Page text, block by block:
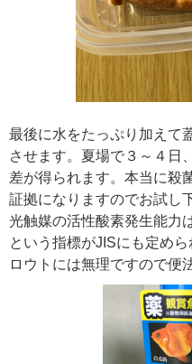
最後に水をたっぷり加えて
させます。夏場で３～４日
差が得られます。本当に殺
証拠になりますのでお試し
光触媒の活性酸素発生能力
という指標がJISにも定め
ロウトには無理ですので便